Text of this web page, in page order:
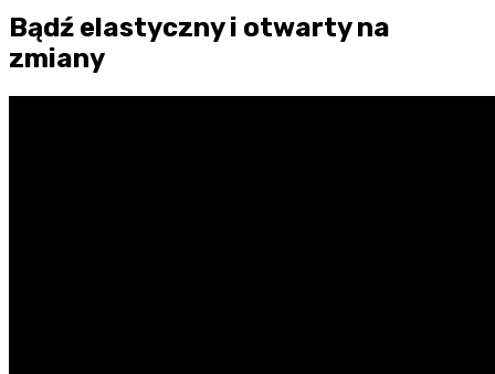
Bądź elastyczny i otwarty na
zmiany